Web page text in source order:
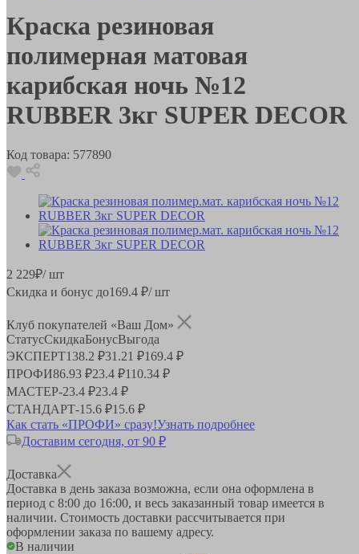
Краска резиновая
полимерная матовая
карибская ночь №12
RUBBER 3кг SUPER DECOR
Код товара: 577890
2 229₽/ шт
Скидка и бонус до169.4 ₽/ шт
Клуб покупателей «Ваш Дом»
СтатусСкидкаБонусВыгода
ЭКСПЕРТ138.2 ₽31.21 ₽169.4 ₽
ПРОФИ86.93 ₽23.4 ₽110.34 ₽
МАСТЕР-23.4 ₽23.4 ₽
СТАНДАРТ-15.6 ₽15.6 ₽
Как стать «ПРОФИ» сразу!Узнать подробнее
Доставим сегодня, от 90 ₽
Доставка
Доставка в день заказа возможна, если она оформлена в
период с 8:00 до 16:00, и весь заказанный товар имеется в
наличии. Стоимость доставки рассчитывается при
оформлении заказа по вашему адресу.
В наличии